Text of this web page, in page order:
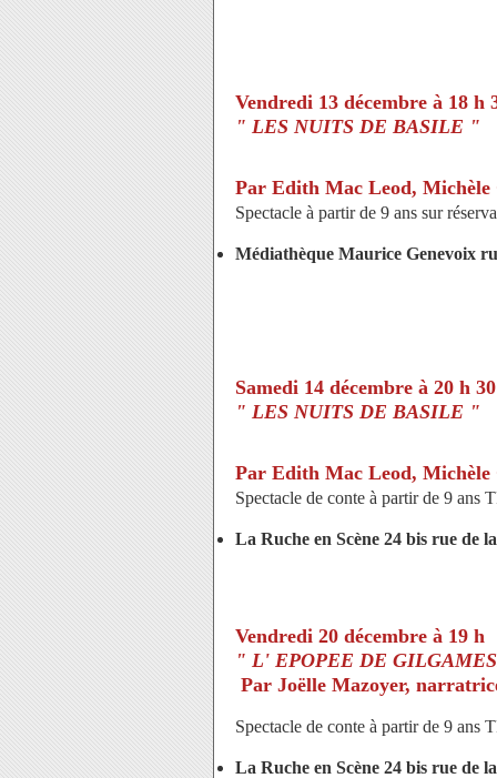
Vendredi 13 décembre à 18 h
" LES NUITS DE BASILE "
Par Edith Mac Leod,
Spectacle à partir de 9 ans sur
Médiathèque Maurice Genevoix
Samedi 14 décembre à 20 h 30
" LES NUITS DE BASILE "
Par Edith Mac Leod,
Spectacle de conte à partir de 9 ans
La Ruche en Scène 24 bis rue de
Vendredi 20 décembre à 19 h
" L' EPOPEE DE
Par Joëlle Mazoyer,
Spectacle de conte à partir de 9 ans
La Ruche en Scène 24 bis rue de